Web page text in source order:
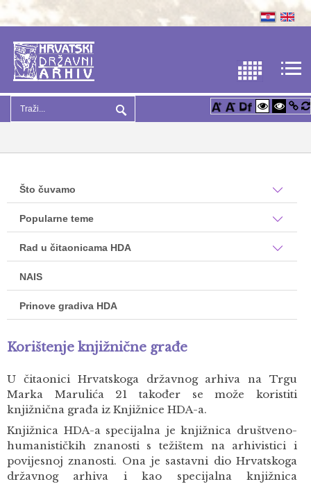
Što čuvamo
Popularne teme
Rad u čitaonicama HDA
NAIS
Prinove gradiva HDA
Korištenje knjižnične građe
U čitaonici Hrvatskoga državnog arhiva na Trgu
Marka Marulića 21 također se može koristiti
knjižnična građa iz Knjižnice HDA-a.
Knjižnica HDA-a specijalna je knjižnica društveno-
humanističkih znanosti s težištem na arhivistici i
povijesnoj znanosti. Ona je sastavni dio Hrvatskoga
državnog arhiva i kao specijalna knjižnica